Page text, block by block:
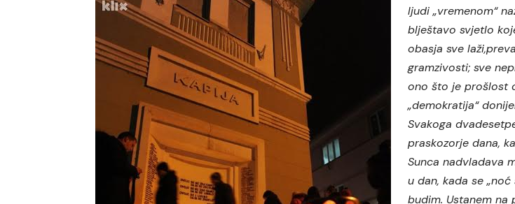
ljudi „vremenom“
blještavo svjetlo
obasja sve laž
gramzivosti; sve
ono što je prošlost
„demokratija“
Svakoga
praskozorje dana,
Sunca nadvladava
u dan, kada se „noć
budim. Ustanem na